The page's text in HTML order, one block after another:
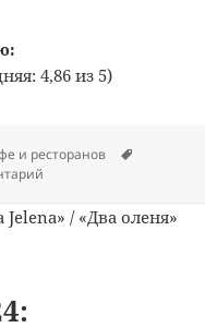
4,86 из 5)
и ресторанов